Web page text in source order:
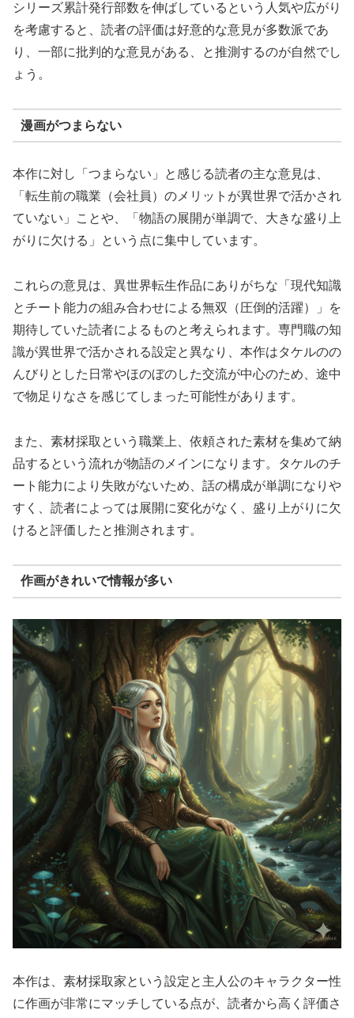
シリーズ累計発行部数を伸ばしているという人気や広がり
を考慮すると、読者の評価は好意的な意見が多数派であ
り、一部に批判的な意見がある、と推測するのが自然でし
ょう。
漫画がつまらない
本作に対し「つまらない」と感じる読者の主な意見は、
「転生前の職業（会社員）のメリットが異世界で活かされ
ていない」ことや、「物語の展開が単調で、大きな盛り上
がりに欠ける」という点に集中しています。
これらの意見は、異世界転生作品にありがちな「現代知識
とチート能力の組み合わせによる無双（圧倒的活躍）」を
期待していた読者によるものと考えられます。専門職の知
識が異世界で活かされる設定と異なり、本作はタケルのの
んびりとした日常やほのぼのした交流が中心のため、途中
で物足りなさを感じてしまった可能性があります。
また、素材採取という職業上、依頼された素材を集めて納
品するという流れが物語のメインになります。タケルのチ
ート能力により失敗がないため、話の構成が単調になりや
すく、読者によっては展開に変化がなく、盛り上がりに欠
けると評価したと推測されます。
作画がきれいで情報が多い
本作は、素材採取家という設定と主人公のキャラクター性
に作画が非常にマッチしている点が、読者から高く評価さ